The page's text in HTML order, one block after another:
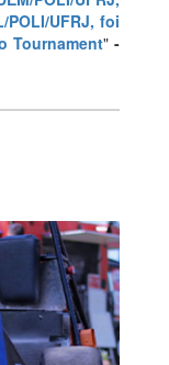
UFRJ, foi
Tournament" -